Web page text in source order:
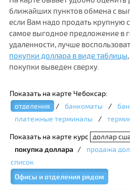
ближайших пунктов обмена с
если Вам надо продать крупную
самое выгодное предложение в
удаленности, лучше
покупки доллара в виде таблицы
покупки выведен сверху.
Показать на карте Чебоксар:
отделения
/ банкоматы /
платежные терминалы
/
Показать на карте курс
покупка доллара / продажа
список
Офисы и отделения рядом